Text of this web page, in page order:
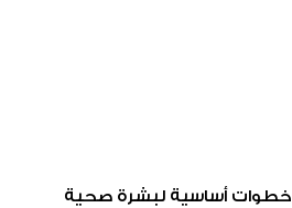
روتين العناية بالبشرة: 3 خطوات أساسية لبشرة صحية